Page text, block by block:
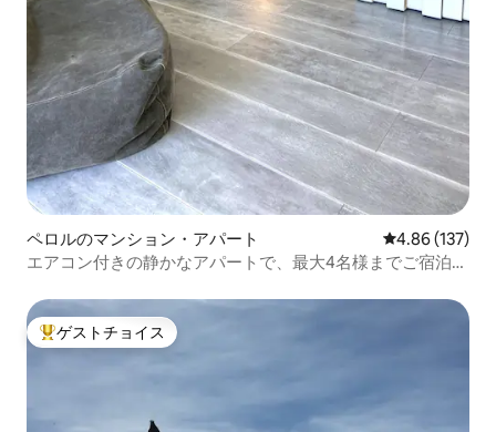
ペロルのマンション・アパート レビュー137
4.86 (137)
エアコン付きの静かなアパートで、最大4名様までご宿泊い
大好評のゲストチョイスです。
ゲストチョイス